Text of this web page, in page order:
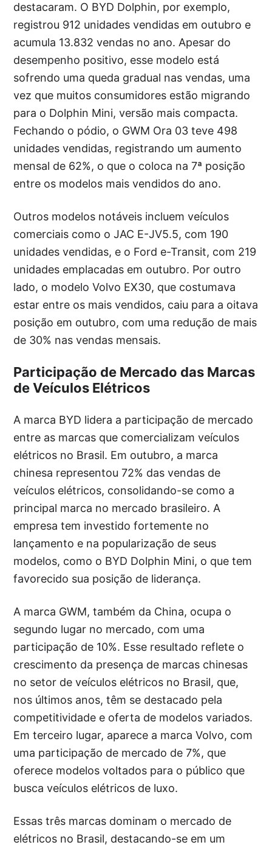
destacaram. O BYD Dolphin, por exemplo,
registrou 912 unidades vendidas em outubro e
acumula 13.832 vendas no ano. Apesar do
desempenho positivo, esse modelo está
sofrendo uma queda gradual nas vendas, uma
vez que muitos consumidores estão migrando
para o Dolphin Mini, versão mais compacta.
Fechando o pódio, o GWM Ora 03 teve 498
unidades vendidas, registrando um aumento
mensal de 62%, o que o coloca na 7ª posição
entre os modelos mais vendidos do ano.
Outros modelos notáveis incluem veículos
comerciais como o JAC E-JV5.5, com 190
unidades vendidas, e o Ford e-Transit, com 219
unidades emplacadas em outubro. Por outro
lado, o modelo Volvo EX30, que costumava
estar entre os mais vendidos, caiu para a oitava
posição em outubro, com uma redução de mais
de 30% nas vendas mensais.
Participação de Mercado das Marcas
de Veículos Elétricos
A marca BYD lidera a participação de mercado
entre as marcas que comercializam veículos
elétricos no Brasil. Em outubro, a marca
chinesa representou 72% das vendas de
veículos elétricos, consolidando-se como a
principal marca no mercado brasileiro. A
empresa tem investido fortemente no
lançamento e na popularização de seus
modelos, como o BYD Dolphin Mini, o que tem
favorecido sua posição de liderança.
A marca GWM, também da China, ocupa o
segundo lugar no mercado, com uma
participação de 10%. Esse resultado reflete o
crescimento da presença de marcas chinesas
no setor de veículos elétricos no Brasil, que,
nos últimos anos, têm se destacado pela
competitividade e oferta de modelos variados.
Em terceiro lugar, aparece a marca Volvo, com
uma participação de mercado de 7%, que
oferece modelos voltados para o público que
busca veículos elétricos de luxo.
Essas três marcas dominam o mercado de
elétricos no Brasil, destacando-se em um